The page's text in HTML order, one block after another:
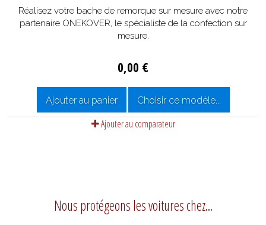
Réalisez votre bache de remorque sur mesure avec notre
partenaire ONEKOVER, le spécialiste de la confection sur
mesure.
0,00 €
Ajouter au panier Choisir ce modèle...
Ajouter au comparateur
Nous protégeons les voitures chez...